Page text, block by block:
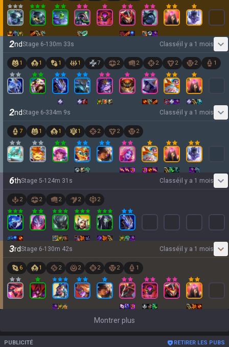
2ndStage 6-1 30m 33s Classéil y a 1 mois
1 1 1 1 7 2 2 2 2 2 1
2ndStage 6-334m 9s Classéil y a 1 mois
7 1 1 1 2 2 2
6thStage 5-1 24m 31 s Classéil y a 1 mois
2 2 2 2 2
3rdStage 6-1 30m 42s Classéil y a 1 mois
6 1 2 2 2 2 1
Montrer plus
PUBLICITÉ RETIRER LES PUBS